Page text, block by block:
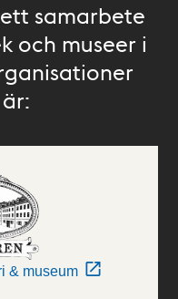
samarbete
och museer i
& museum